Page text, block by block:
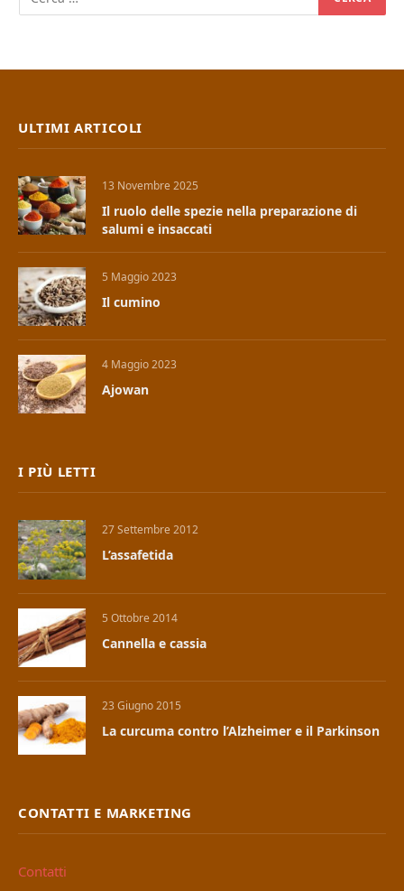
ULTIMI ARTICOLI
13 Novembre 2025
Il ruolo delle spezie nella preparazione di
salumi e insaccati
5 Maggio 2023
Il cumino
4 Maggio 2023
Ajowan
I PIÙ LETTI
27 Settembre 2012
L’assafetida
5 Ottobre 2014
Cannella e cassia
23 Giugno 2015
La curcuma contro l’Alzheimer e il Parkinson
CONTATTI E MARKETING
Contatti